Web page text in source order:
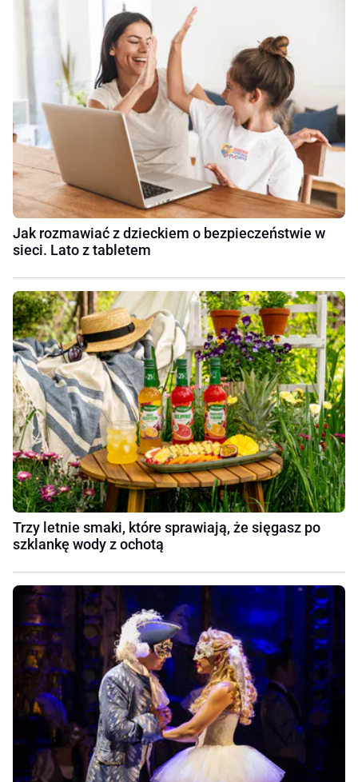
Jak rozmawiać z dzieckiem o bezpieczeństwie w
sieci. Lato z tabletem
Trzy letnie smaki, które sprawiają, że sięgasz po
szklankę wody z ochotą